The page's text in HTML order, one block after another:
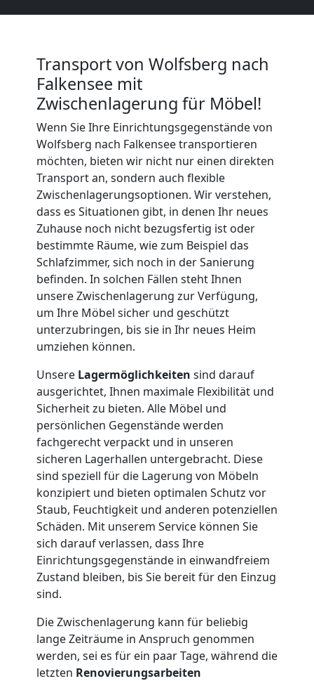
Transport von Wolfsberg nach
Falkensee mit
Zwischenlagerung für Möbel!
Wenn Sie Ihre Einrichtungsgegenstände von
Wolfsberg nach Falkensee transportieren
möchten, bieten wir nicht nur einen direkten
Transport an, sondern auch flexible
Zwischenlagerungsoptionen. Wir verstehen,
dass es Situationen gibt, in denen Ihr neues
Zuhause noch nicht bezugsfertig ist oder
bestimmte Räume, wie zum Beispiel das
Schlafzimmer, sich noch in der Sanierung
befinden. In solchen Fällen steht Ihnen
unsere Zwischenlagerung zur Verfügung,
um Ihre Möbel sicher und geschützt
unterzubringen, bis sie in Ihr neues Heim
umziehen können.
Unsere Lagermöglichkeiten sind darauf
ausgerichtet, Ihnen maximale Flexibilität und
Sicherheit zu bieten. Alle Möbel und
persönlichen Gegenstände werden
fachgerecht verpackt und in unseren
sicheren Lagerhallen untergebracht. Diese
sind speziell für die Lagerung von Möbeln
konzipiert und bieten optimalen Schutz vor
Staub, Feuchtigkeit und anderen potenziellen
Schäden. Mit unserem Service können Sie
sich darauf verlassen, dass Ihre
Einrichtungsgegenstände in einwandfreiem
Zustand bleiben, bis Sie bereit für den Einzug
sind.
Die Zwischenlagerung kann für beliebig
lange Zeiträume in Anspruch genommen
werden, sei es für ein paar Tage, während die
letzten Renovierungsarbeiten
National
Beiladung
International
Internationaler
Umzug
Nationaler
Umzug